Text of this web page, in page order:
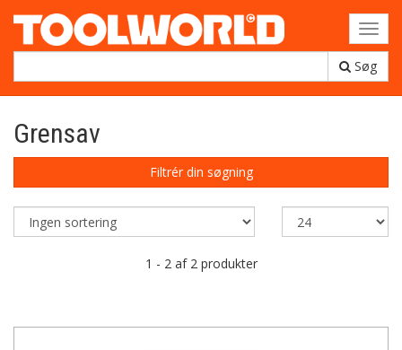
Søg
Grensav
Filtrér din søgning
1 - 2 af 2 produkter